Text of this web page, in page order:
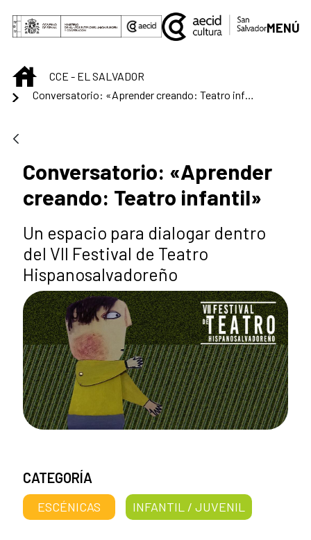
Saltar al contenido principal
MENÚ
INICIOCCE - EL SALVADOR
Conversatorio: «Aprender
creando: Teatro infantil»
Un espacio para dialogar dentro
del VII Festival de Teatro
Hispanosalvadoreño
CATEGORÍA
ESCÉNICAS INFANTIL / JUVENIL